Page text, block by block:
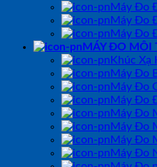
Máy Đo
Máy Đo
Máy Đo
MÁY ĐO MÔI
Khúc Xạ
Máy Đo
Máy Đo
Máy Đo
Máy Đo
Máy Đo
Máy Đo
Máy Đo